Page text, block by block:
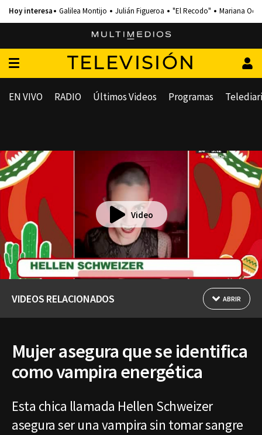
Galilea Montijo Julián Figueroa "El Recodo" Mariana
TELEVISIÓN
EN VIVO RADIO Últimos Videos Programas
Video
VIDEOS RELACIONADOS ABRIR
Mujer asegura que se identifica
como vampira energética
Esta chica llamada Hellen Schweizer
asegura ser una vampira sin tomar sangre